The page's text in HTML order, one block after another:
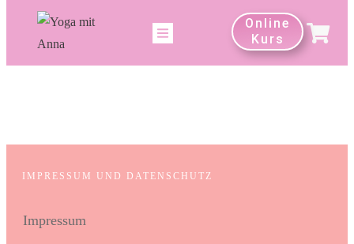
Online
Kurs
IMPRESSUM UND DATENSCHUTZ
Impressum